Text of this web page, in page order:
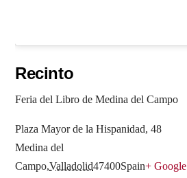
Recinto
Feria del Libro de Medina del Campo
Plaza Mayor de la Hispanidad, 48
Medina del
Campo,Valladolid47400Spain+ Google